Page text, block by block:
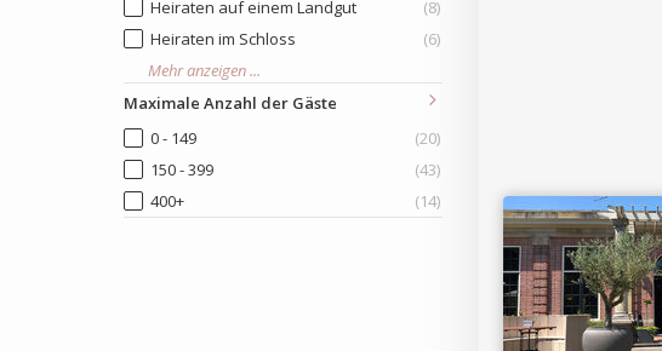
Heiraten auf einem Landgut
(8)
Heiraten im Schloss
(6)
Mehr anzeigen ...
Maximale Anzahl der Gäste
0 - 149
(20)
150 - 399
(43)
400+
(14)